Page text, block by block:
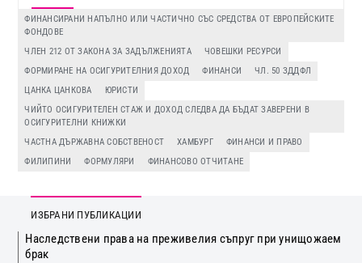
ФИНАНСИРАНИ НАПЪЛНО ИЛИ ЧАСТИЧНО СЪС СРЕДСТВА ОТ ЕВРОПЕЙСКИТЕ
ФОНДОВЕ
ЧЛЕН 212 ОТ ЗАКОНА ЗА ЗАДЪЛЖЕНИЯТА
ЧОВЕШКИ РЕСУРСИ
ФОРМИРАНЕ НА ОСИГУРИТЕЛНИЯ ДОХОД
ФИНАНСИ
ЧЛ. 50 ЗДДФЛ
ЦАНКА ЦАНКОВА
ЮРИСТИ
ЧИЙТО ОСИГУРИТЕЛЕН СТАЖ И ДОХОД СЛЕДВА ДА БЪДАТ ЗАВЕРЕНИ В
ОСИГУРИТЕЛНИ КНИЖКИ
ЧАСТНА ДЪРЖАВНА СОБСТВЕНОСТ
ХАМБУРГ
ФИНАНСИ И ПРАВО
ФИЛИПИНИ
ФОРМУЛЯРИ ФИНАНСОВО ОТЧИТАНЕ
ИЗБРАНИ ПУБЛИКАЦИИ
Наследствени права на преживелия съпруг при унищожаем
брак